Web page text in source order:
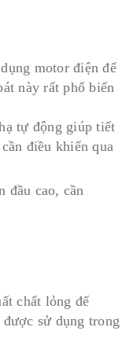
motor điện để
này rất phổ biến
tự động giúp tiết
điều khiển qua
đầu cao, cần
chất lỏng để
sử dụng trong